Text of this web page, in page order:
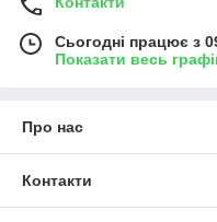
Сьогодні працює з
Показати весь
Про нас
Контакти